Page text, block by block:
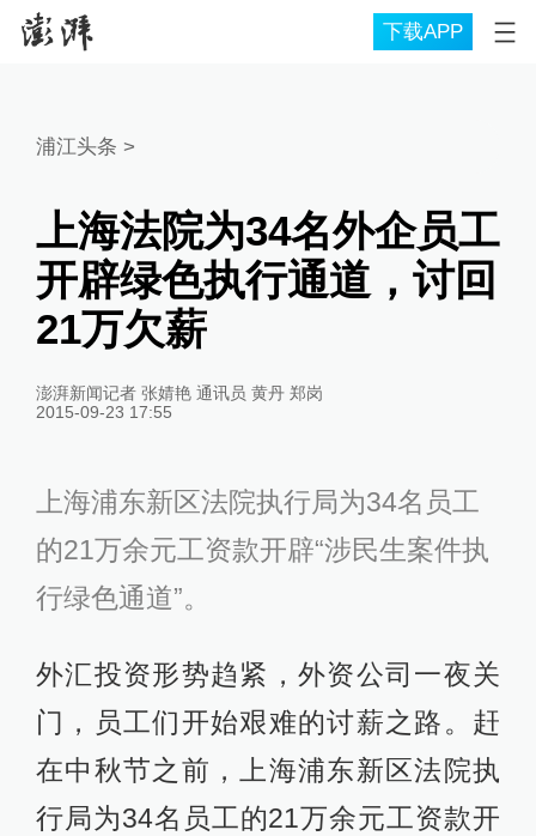
下载APP
浦江头条 >
上海法院为34名外企员工
开辟绿色执行通道，讨回
21万欠薪
澎湃新闻记者 张婧艳 通讯员 黄丹 郑岗
2015-09-23 17:55
上海浦东新区法院执行局为34名员工
的21万余元工资款开辟“涉民生案件执
行绿色通道”。
外汇投资形势趋紧，外资公司一夜关
门，员工们开始艰难的讨薪之路。赶
在中秋节之前，上海浦东新区法院执
行局为34名员工的21万余元工资款开